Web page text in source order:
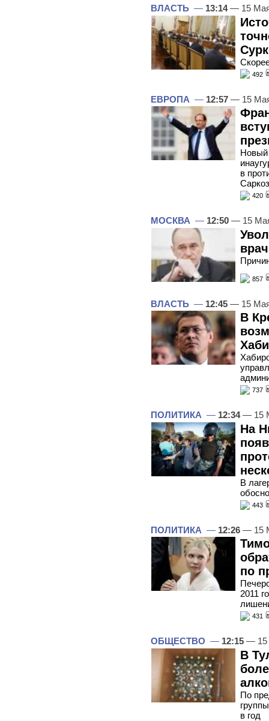
ВЛАСТЬ — 13:14— 15
492
ЕВРОПА — 12:57 — 15
Новый
в
420
МОСКВА — 12:50 — 15
857
ВЛАСТЬ — 12:45 — 15
В
737
ПОЛИТИКА — 12:34— 15
На
В
443
ПОЛИТИКА — 12:26 — 15
по
2011
431
ОБЩЕСТВО — 12:15 — 15
В
По
в год